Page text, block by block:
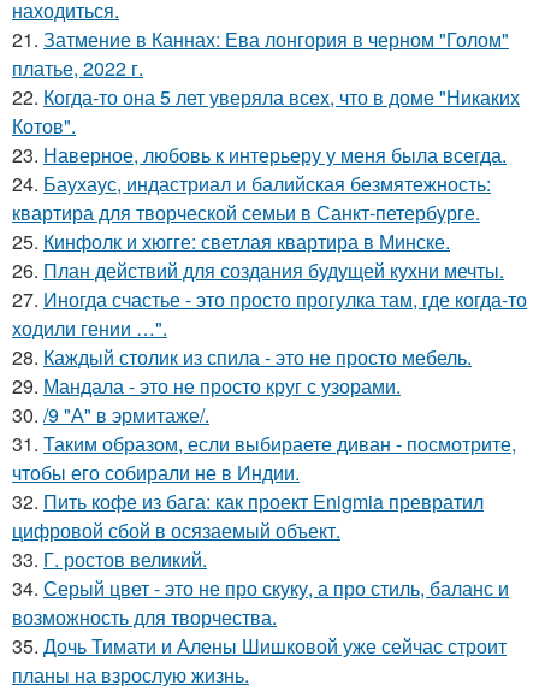
находиться.
21. Затмение в Каннах: Ева лонгория в черном "Голом"
платье, 2022 г.
22. Когда-то она 5 лет уверяла всех, что в доме "Никаких
Котов".
23. Наверное, любовь к интерьеру у меня была всегда.
24. Баухаус, индастриал и балийская безмятежность:
квартира для творческой семьи в Санкт-петербурге.
25. Кинфолк и хюгге: светлая квартира в Минске.
26. План действий для создания будущей кухни мечты.
27. Иногда счастье - это просто прогулка там, где когда-то
ходили гении …".
28. Каждый столик из спила - это не просто мебель.
29. Мандала - это не просто круг с узорами.
30. /9 "А" в эрмитаже/.
31. Таким образом, если выбираете диван - посмотрите,
чтобы его собирали не в Индии.
32. Пить кофе из бага: как проект Enigmia превратил
цифровой сбой в осязаемый объект.
33. Г. ростов великий.
34. Серый цвет - это не про скуку, а про стиль, баланс и
возможность для творчества.
35. Дочь Тимати и Алены Шишковой уже сейчас строит
планы на взрослую жизнь.